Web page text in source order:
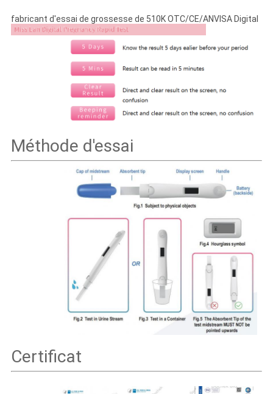
fabricant d'essai de grossesse de 510K OTC/CE/ANVISA Digital
Méthode d'essai
Certificat